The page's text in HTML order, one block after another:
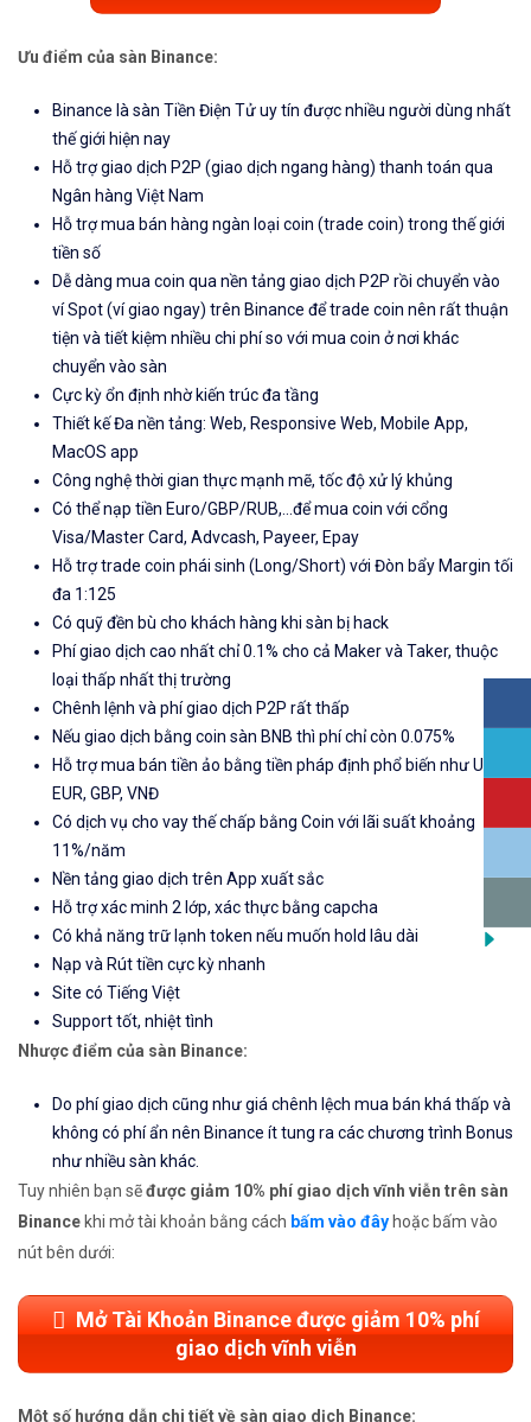
Ưu điểm của sàn Binance:
Binance là sàn Tiền Điện Tử uy tín được nhiều người dùng nhất
thế giới hiện nay
Hỗ trợ giao dịch P2P (giao dịch ngang hàng) thanh toán qua
Ngân hàng Việt Nam
Hỗ trợ mua bán hàng ngàn loại coin (trade coin) trong thế giới
tiền số
Dễ dàng mua coin qua nền tảng giao dịch P2P rồi chuyển vào
ví Spot (ví giao ngay) trên Binance để trade coin nên rất thuận
tiện và tiết kiệm nhiều chi phí so với mua coin ở nơi khác
chuyển vào sàn
Cực kỳ ổn định nhờ kiến trúc đa tầng
Thiết kế Đa nền tảng: Web, Responsive Web, Mobile App,
MacOS app
Công nghệ thời gian thực mạnh mẽ, tốc độ xử lý khủng
Có thể nạp tiền Euro/GBP/RUB,...để mua coin với cổng
Visa/Master Card, Advcash, Payeer, Epay
Hỗ trợ trade coin phái sinh (Long/Short) với Đòn bẩy Margin tối
đa 1:125
Có quỹ đền bù cho khách hàng khi sàn bị hack
Phí giao dịch cao nhất chỉ 0.1% cho cả Maker và Taker, thuộc
loại thấp nhất thị trường
Chênh lệnh và phí giao dịch P2P rất thấp
Nếu giao dịch bằng coin sàn BNB thì phí chỉ còn 0.075%
Hỗ trợ mua bán tiền ảo bằng tiền pháp định phổ biến như USD,
EUR, GBP, VNĐ
Có dịch vụ cho vay thế chấp bằng Coin với lãi suất khoảng
11%/năm
Nền tảng giao dịch trên App xuất sắc
Hỗ trợ xác minh 2 lớp, xác thực bằng capcha
Có khả năng trữ lạnh token nếu muốn hold lâu dài
Nạp và Rút tiền cực kỳ nhanh
Site có Tiếng Việt
Support tốt, nhiệt tình
Nhược điểm của sàn Binance:
Do phí giao dịch cũng như giá chênh lệch mua bán khá thấp và
không có phí ẩn nên Binance ít tung ra các chương trình Bonus
như nhiều sàn khác.
Tuy nhiên bạn sẽđược giảm 10% phí giao dịch vĩnh viễn trên sàn
Binance khi mở tài khoản bằng cách bấm vào đây hoặc bấm vào
nút bên dưới:
Mở Tài Khoản Binance được giảm 10% phí
giao dịch vĩnh viễn
Một số hướng dẫn chi tiết về sàn giao dịch Binance: